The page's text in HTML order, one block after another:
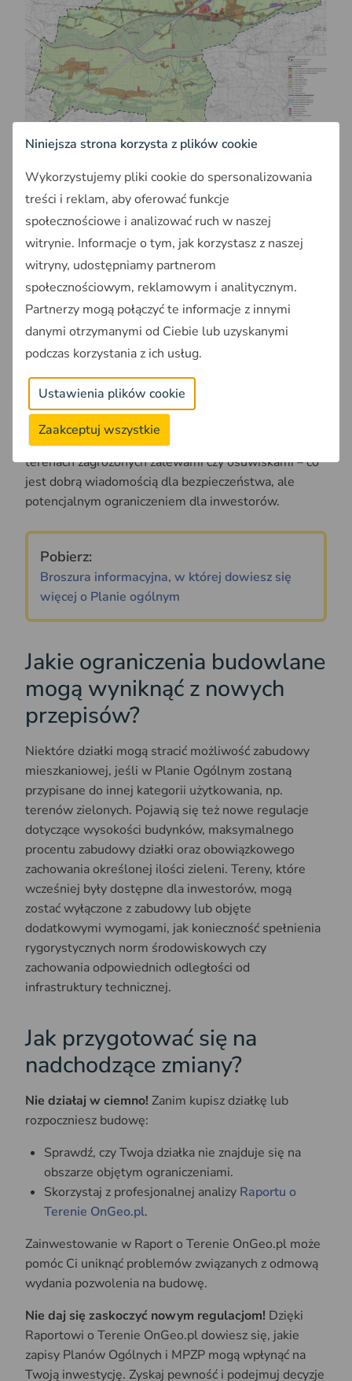
Plan Ogólny Gminy Małkinia Górna
To już nie są abstrakcyjne przepisy – to
realne zagrożenie dla Twoich planów
budowlanych!
Plan Ogólny Gminy, w przeciwieństwie do Studium,
będzie miał bezpośredni wpływ na możliwość
wydania warunków zabudowy. Jeśli działka znajduje
się poza obszarem objętym MPZP,
może okazać się,
że inwestycja będzie ograniczona lub wręcz
niemożliwa. Bez znajomości tych zapisów inwestor
może zaryzykować czas, pieniądze i nerwy, próbując
uzyskać pozwolenie na budowę. Wprowadzenie
Planu Ogólnego ma też przeciwdziałać zabudowie na
terenach zagrożonych zalewami czy osuwiskami – co
jest dobrą wiadomością dla bezpieczeństwa, ale
potencjalnym ograniczeniem dla inwestorów.
Pobierz:
Broszura informacyjna, w której dowiesz się
więcej o Planie ogólnym
Jakie ograniczenia budowlane
mogą wyniknąć z nowych
przepisów?
Niektóre działki mogą stracić możliwość zabudowy
mieszkaniowej, jeśli w Planie Ogólnym zostaną
przypisane do innej kategorii użytkowania, np.
terenów zielonych. Pojawią się też nowe regulacje
dotyczące wysokości budynków, maksymalnego
procentu zabudowy działki oraz obowiązkowego
zachowania określonej ilości zieleni. Tereny, które
wcześniej były dostępne dla inwestorów, mogą
zostać wyłączone z zabudowy lub objęte
dodatkowymi wymogami, jak konieczność spełnienia
rygorystycznych norm środowiskowych czy
zachowania odpowiednich odległości od
infrastruktury technicznej.
Jak przygotować się na
nadchodzące zmiany?
Nie działaj w ciemno! Zanim kupisz działkę lub
rozpoczniesz budowę:
Sprawdź, czy Twoja działka nie znajduje się na
obszarze objętym ograniczeniami.
Skorzystaj z profesjonalnej analizy Raportu o
Terenie OnGeo.pl.
Zainwestowanie w Raport o Terenie OnGeo.pl może
pomóc Ci uniknąć problemów związanych z odmową
wydania pozwolenia na budowę.
Nie daj się zaskoczyć nowym regulacjom! Dzięki
Raportowi o Terenie OnGeo.pl dowiesz się, jakie
zapisy Planów Ogólnych i MPZP mogą wpłynąć na
Twoją inwestycję. Zyskaj pewność i podejmuj decyzje
Niniejsza strona korzysta z plików cookie
Wykorzystujemy pliki cookie do spersonalizowania
treści i reklam, aby oferować funkcje
społecznościowe i analizować ruch w naszej
witrynie. Informacje o tym, jak korzystasz z naszej
witryny, udostępniamy partnerom
społecznościowym, reklamowym i analitycznym.
Partnerzy mogą połączyć te informacje z innymi
danymi otrzymanymi od Ciebie lub uzyskanymi
podczas korzystania z ich usług.
Ustawienia plików cookie
Zaakceptuj wszystkie